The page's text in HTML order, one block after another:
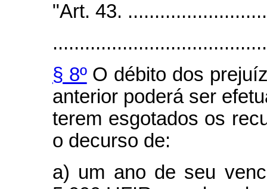
"Art. 43.
§ 8ºO débito dos
anterior poderá ser
terem esgotados os
o decurso de:
a) um ano de seu